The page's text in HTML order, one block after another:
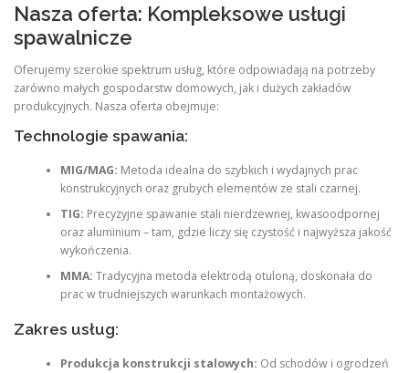
Nasza oferta: Kompleksowe usługi
spawalnicze
Oferujemy szerokie spektrum usług, które odpowiadają na potrzeby
zarówno małych gospodarstw domowych, jak i dużych zakładów
produkcyjnych. Nasza oferta obejmuje:
Technologie spawania:
MIG/MAG: Metoda idealna do szybkich i wydajnych prac
konstrukcyjnych oraz grubych elementów ze stali czarnej.
TIG: Precyzyjne spawanie stali nierdzewnej, kwasoodpornej
oraz aluminium – tam, gdzie liczy się czystość i najwyższa jakość
wykończenia.
MMA: Tradycyjna metoda elektrodą otuloną, doskonała do
prac w trudniejszych warunkach montażowych.
Zakres usług:
Produkcja konstrukcji stalowych: Od schodów i ogrodzeń